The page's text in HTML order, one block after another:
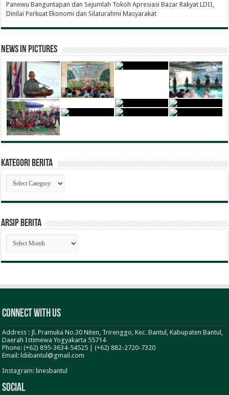
Panewu Banguntapan dan Sejumlah Tokoh Apresiasi Bazar Rakyat LDII,
Dinilai Perkuat Ekonomi dan Silaturahmi Masyarakat
News in Pictures
Kategori Berita
Kategori
Berita
ARSIP BERITA
ARSIP
BERITA
Connect With Us
Address : Jl. Pramuka No.30 Niten, Trirenggo, Kec. Bantul, Kabupaten Bantul,
Daerah Istimewa Yogyakarta 55714
Phone: (+62) 895-3634-54525 | (+62) 882-2720-7320
Email: ldiibantul@gmail.com
Instagram: linesbantul
Social